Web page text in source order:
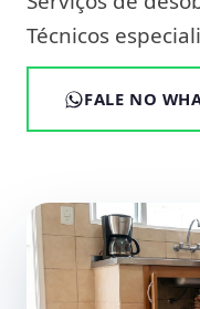
Técnicos
FALE NO